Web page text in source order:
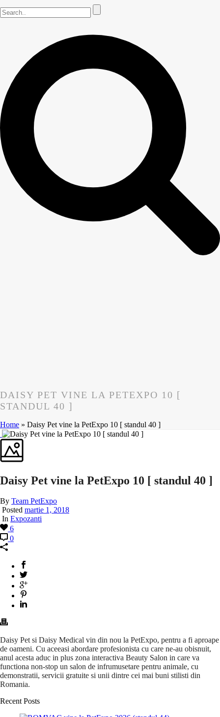
DAISY PET VINE LA PETEXPO 10 [
STANDUL 40 ]
Home » Daisy Pet vine la PetExpo 10 [ standul 40 ]
Daisy Pet vine la PetExpo 10 [ standul 40 ]
By Team PetExpo
Posted martie 1, 2018
In Expozanti
6
0
Daisy Pet si Daisy Medical vin din nou la PetExpo, pentru a fi aproape
de oameni. Cu aceeasi abordare profesionista cu care ne-au obisnuit,
anul acesta aduc in plus zona interactiva Beauty Salon in care va
functiona non-stop un salon de infrumusetare pentru animale, cu
demonstratii, servicii gratuite si unii dintre cei mai buni stilisti din
Romania.
Recent Posts